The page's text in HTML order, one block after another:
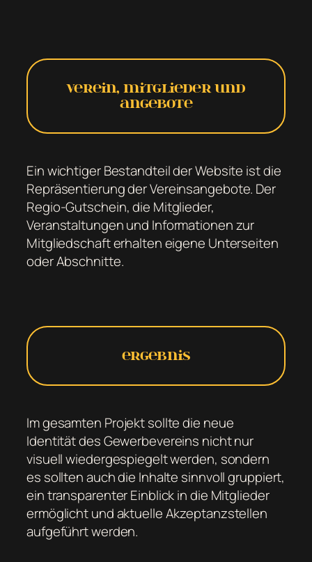
Verein, Mitglieder und
Angebote
Ein wichtiger Bestandteil der Website ist die
Repräsentierung der Vereinsangebote. Der
Regio-Gutschein, die Mitglieder,
Veranstaltungen und Informationen zur
Mitgliedschaft erhalten eigene Unterseiten
oder Abschnitte.
Ergebnis
Im gesamten Projekt sollte die neue
Identität des Gewerbevereins nicht nur
visuell wiedergespiegelt werden, sondern
es sollten auch die Inhalte sinnvoll gruppiert,
ein transparenter Einblick in die Mitglieder
ermöglicht und aktuelle Akzeptanzstellen
aufgeführt werden.